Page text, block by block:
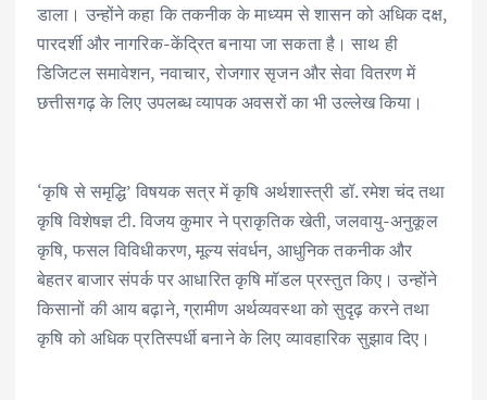
डाला। उन्होंने कहा कि तकनीक के माध्यम से शासन को अधिक दक्ष,
पारदर्शी और नागरिक-केंद्रित बनाया जा सकता है। साथ ही
डिजिटल समावेशन, नवाचार, रोजगार सृजन और सेवा वितरण में
छत्तीसगढ़ के लिए उपलब्ध व्यापक अवसरों का भी उल्लेख किया।
‘कृषि से समृद्धि’ विषयक सत्र में कृषि अर्थशास्त्री डॉ. रमेश चंद तथा
कृषि विशेषज्ञ टी. विजय कुमार ने प्राकृतिक खेती, जलवायु-अनुकूल
कृषि, फसल विविधीकरण, मूल्य संवर्धन, आधुनिक तकनीक और
बेहतर बाजार संपर्क पर आधारित कृषि मॉडल प्रस्तुत किए। उन्होंने
किसानों की आय बढ़ाने, ग्रामीण अर्थव्यवस्था को सुदृढ़ करने तथा
कृषि को अधिक प्रतिस्पर्धी बनाने के लिए व्यावहारिक सुझाव दिए।